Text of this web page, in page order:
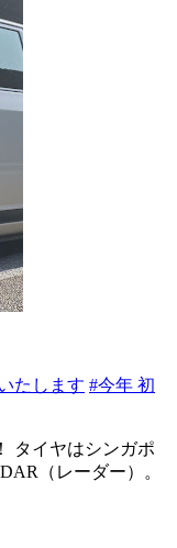
たします #今年 初
タイヤはシンガポ
（レーダー）。